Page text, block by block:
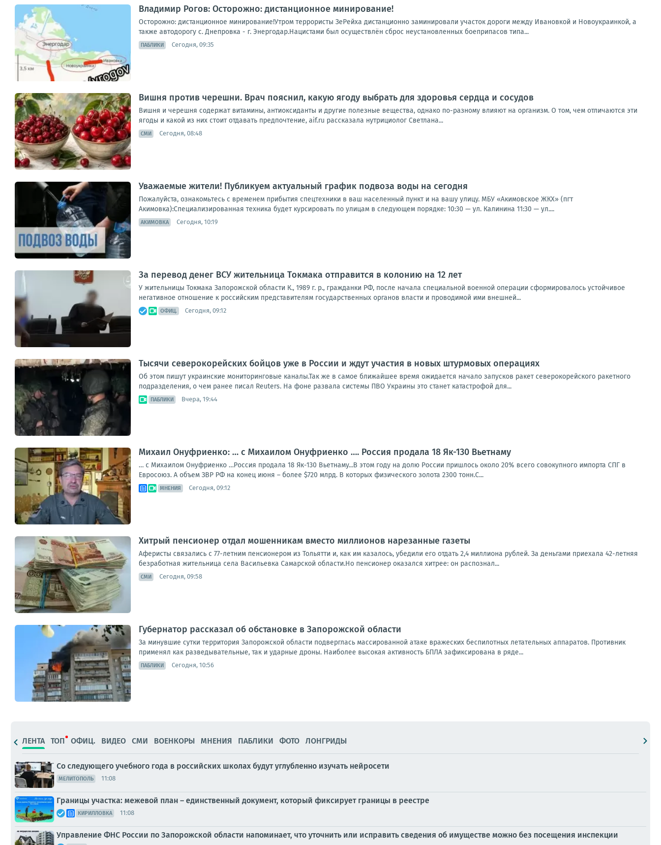
Владимир Рогов: Осторожно: дистанционное минирование!
Осторожно: дистанционное минирование!Утром террористы ЗеРейха дистанционно заминировали участок дороги между Ивановкой и Новоукраинкой, а
также автодорогу с. Днепровка - г. Энергодар.Нацистами был осуществлён сброс неустановленных боеприпасов типа...
ПАБЛИКИ Сегодня, 09:35
Вишня против черешни. Врач пояснил, какую ягоду выбрать для здоровья сердца и сосудов
Вишня и черешня содержат витамины, антиоксиданты и другие полезные вещества, однако по-разному влияют на организм. О том, чем отличаются эти
ягоды и какой из них стоит отдавать предпочтение, aif.ru рассказала нутрициолог Светлана...
СМИ Сегодня, 08:48
Уважаемые жители! Публикуем актуальный график подвоза воды на сегодня
Пожалуйста, ознакомьтесь с временем прибытия спецтехники в ваш населенный пункт и на вашу улицу. МБУ «Акимовское ЖКХ» (пгт
Акимовка):Специализированная техника будет курсировать по улицам в следующем порядке: 10:30 — ул. Калинина 11:30 — ул....
АКИМОВКА Сегодня, 10:19
За перевод денег ВСУ жительница Токмака отправится в колонию на 12 лет
У жительницы Токмака Запорожской области К., 1989 г. р., гражданки РФ, после начала специальной военной операции сформировалось устойчивое
негативное отношение к российским представителям государственных органов власти и проводимой ими внешней...
ОФИЦ. Сегодня, 09:12
Тысячи северокорейских бойцов уже в России и ждут участия в новых штурмовых операциях
Об этом пишут украинские мониторинговые каналы.Так же в самое ближайшее время ожидается начало запусков ракет северокорейского ракетного
подразделения, о чем ранее писал Reuters. На фоне развала системы ПВО Украины это станет катастрофой для...
ПАБЛИКИ Вчера, 19:44
Михаил Онуфриенко: … с Михаилом Онуфриенко …. Россия продала 18 Як-130 Вьетнаму
… с Михаилом Онуфриенко …Россия продала 18 Як-130 Вьетнаму...В этом году на долю России пришлось около 20% всего совокупного импорта СПГ в
Евросоюз. А объем ЗВР РФ на конец июня – более $720 млрд. В которых физического золота 2300 тонн.С...
МНЕНИЯ Сегодня, 09:12
Хитрый пенсионер отдал мошенникам вместо миллионов нарезанные газеты
Аферисты связались с 77-летним пенсионером из Тольятти и, как им казалось, убедили его отдать 2,4 миллиона рублей. За деньгами приехала 42-летняя
безработная жительница села Васильевка Самарской области.Но пенсионер оказался хитрее: он распознал...
СМИ Сегодня, 09:58
Губернатор рассказал об обстановке в Запорожской области
За минувшие сутки территория Запорожской области подверглась массированной атаке вражеских беспилотных летательных аппаратов. Противник
применял как разведывательные, так и ударные дроны. Наиболее высокая активность БПЛА зафиксирована в ряде...
ПАБЛИКИ Сегодня, 10:56
ЛЕНТА ТОП ОФИЦ. ВИДЕО СМИ ВОЕНКОРЫ МНЕНИЯ ПАБЛИКИ ФОТО ЛОНГРИДЫ
Со следующего учебного года в российских школах будут углубленно изучать нейросети
МЕЛИТОПОЛЬ 11:08
Границы участка: межевой план – единственный документ, который фиксирует границы в реестре
КИРИЛЛОВКА 11:08
Управление ФНС России по Запорожской области напоминает, что уточнить или исправить сведения об имуществе можно без посещения инспекции